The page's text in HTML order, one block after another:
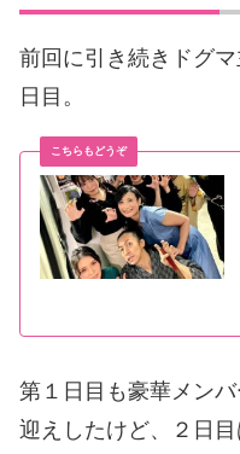
前回に引き続きドグ
日目。
第１日目も豪華メン
迎えしたけど、２日